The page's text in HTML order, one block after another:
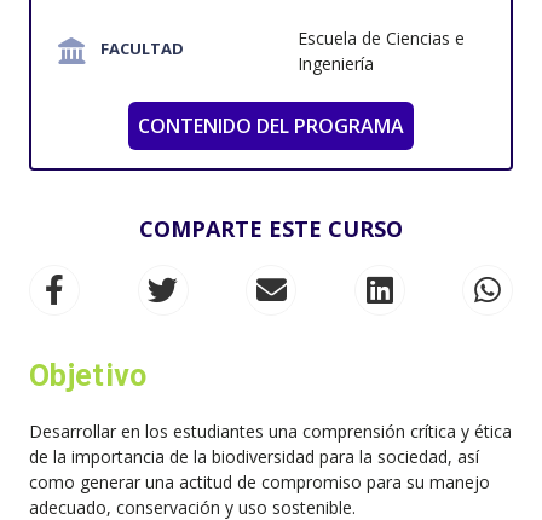
FACULTAD
Escuela de Ciencias e
Ingeniería
CONTENIDO DEL PROGRAMA
COMPARTE ESTE CURSO
Objetivo
Desarrollar en los estudiantes una comprensión crítica y ética
de la importancia de la biodiversidad para la sociedad, así
como generar una actitud de compromiso para su manejo
adecuado, conservación y uso sostenible.